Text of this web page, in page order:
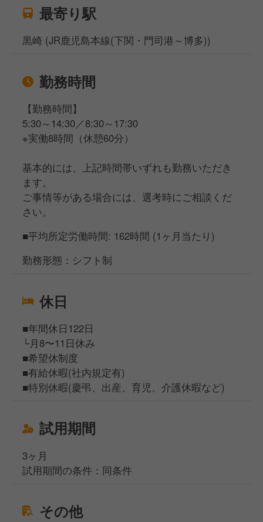
最寄り駅
黒崎 (JR鹿児島本線(下関・門司港～博多))
勤務時間
【勤務時間】
5:30～14:30／8:30～17:30
※実働8時間（休憩60分）
基本的には、上記時間帯いずれも勤務いただき
ます。
ご事情等がある場合には、選考時にご相談くだ
さい。
■平均所定労働時間: 162時間 (1ヶ月当たり)
勤務形態：シフト制
休日
■年間休日122日
└月8〜11日休み
■希望休制度
■有給休暇(社内規定有)
■特別休暇(慶弔、出産、育児、介護休暇など)
試用期間
3ヶ月
試用期間の条件：同条件
その他